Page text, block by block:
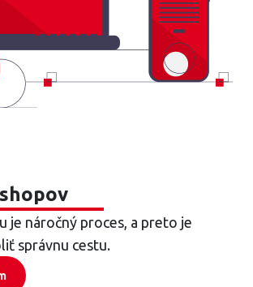
je náročný proces, a preto je
správnu cestu.